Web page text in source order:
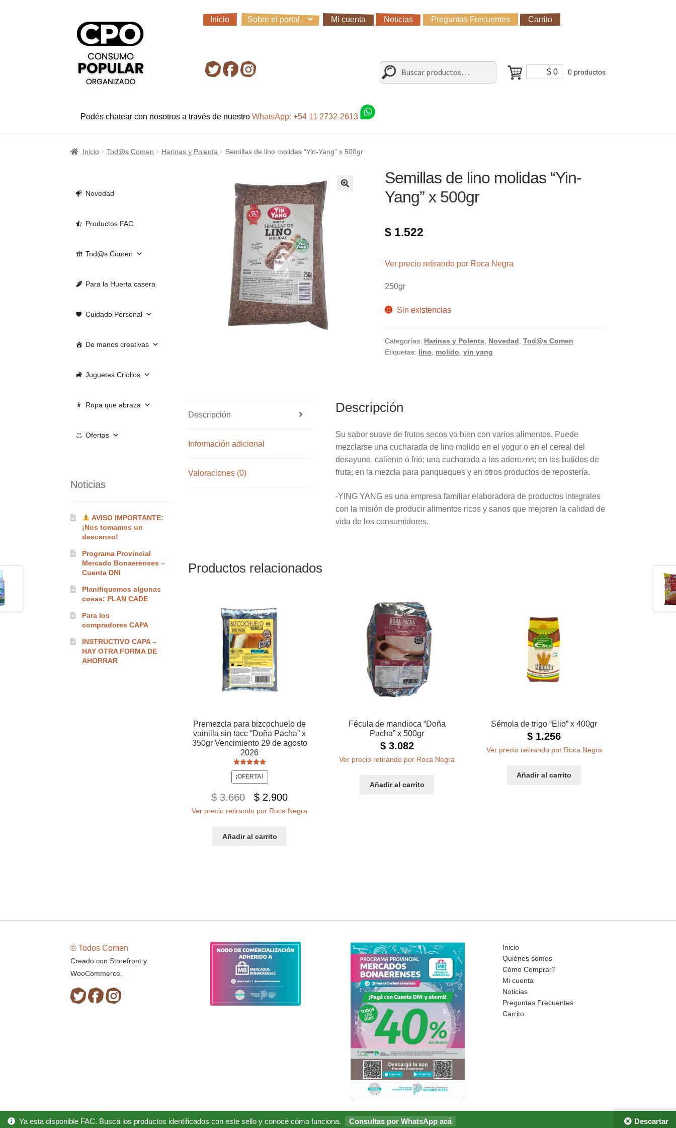
navegación
al
contenido
Inicio Sobre el portal Mi cuenta Noticias Preguntas Frecuentes Carrito
Retirando en Roca Negra Sugerencias y consultas Cómo Comprar?
$0 0 productos
Buscar
por:
Buscar
Podés chatear con nosotros a través de nuestroWhatsApp: +54 11 2732-2613
Inicio Tod@s Comen Harinas y Polenta Semillas de lino molidas “Yin-Yang” x 500gr
Semillas de lino molidas “Yin-
Yang” x 500gr
$1.522
Ver precio retirando por Roca Negra
250gr
Sin existencias
Categorías: Harinas y Polenta, Novedad Tod@s Comen
Etiquetas: lino molido yin yang
Descripción
Información adicional
Valoraciones (0)
Descripción
Su sabor suave de frutos secos va bien con varios alimentos. Puede
mezclarse una cucharada de lino molido en el yogur o en el cereal del
desayuno, caliente o frío; una cucharada a los aderezos; en los batidos de
fruta; en la mezcla para panqueques y en otros productos de repostería.
-YING YANG es una empresa familiar elaboradora de productos integrales
con la misión de producir alimentos ricos y sanos que mejoren la calidad de
vida de los consumidores.
Productos relacionados
Premezcla para bizcochuelo de
vainilla sin tacc “Doña Pacha” x
350gr Vencimiento 29 de agosto
2026
Valorado con
5.00de 5
¡OFERTA!
$3.660
El
precio
$ 2.900El
precio
Ver precio retirando por Roca Negra
Añadir al carrito
Fécula de mandioca “Doña
Pacha” x 500gr
$3.082
Ver precio retirando por Roca Negra
Añadir al carrito
Sémola de trigo “Elio” x 400gr
$ 1.256
Ver precio retirando por Roca Negra
Añadir al carrito
Novedad
Productos FAC.
Tod@s Comen
Para la Huerta casera
Cuidado Personal
De manos creativas
Juguetes Criollos
Ropa que abraza
Ofertas
Noticias
AVISO IMPORTANTE:
¡Nos tomamos un
descanso!
Programa Provincial
Mercado Bonaerenses –
Cuenta DNI
Planifiquemos algunas
cosas: PLAN CADE
Para los
compradores CAPA
INSTRUCTIVO CAPA –
HAY OTRA FORMA DE
AHORRAR
© Todos Comen
Creado con Storefront y
WooCommerce.
Inicio
Quiénes somos
Cómo Comprar?
Mi cuenta
Noticias
Preguntas Frecuentes
Carrito
Ya esta disponible FAC. Buscá los productos identificados con este sello y conocé cómo funciona. Consultas por WhatsApp acá Descartar